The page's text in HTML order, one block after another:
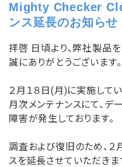
Mighty Checker
ンス延長のお知らせ
拝啓 日頃より、弊社製品
誠にありがとうございます。
２月１８日(月)に実施して
月次メンテナンスにて、デ
障害が発生しております。
調査および復旧のため、２
スを延長させていただきま